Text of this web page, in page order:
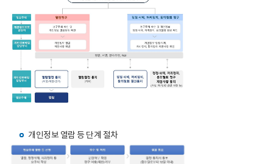
개인정보 열람 등 단계 절차